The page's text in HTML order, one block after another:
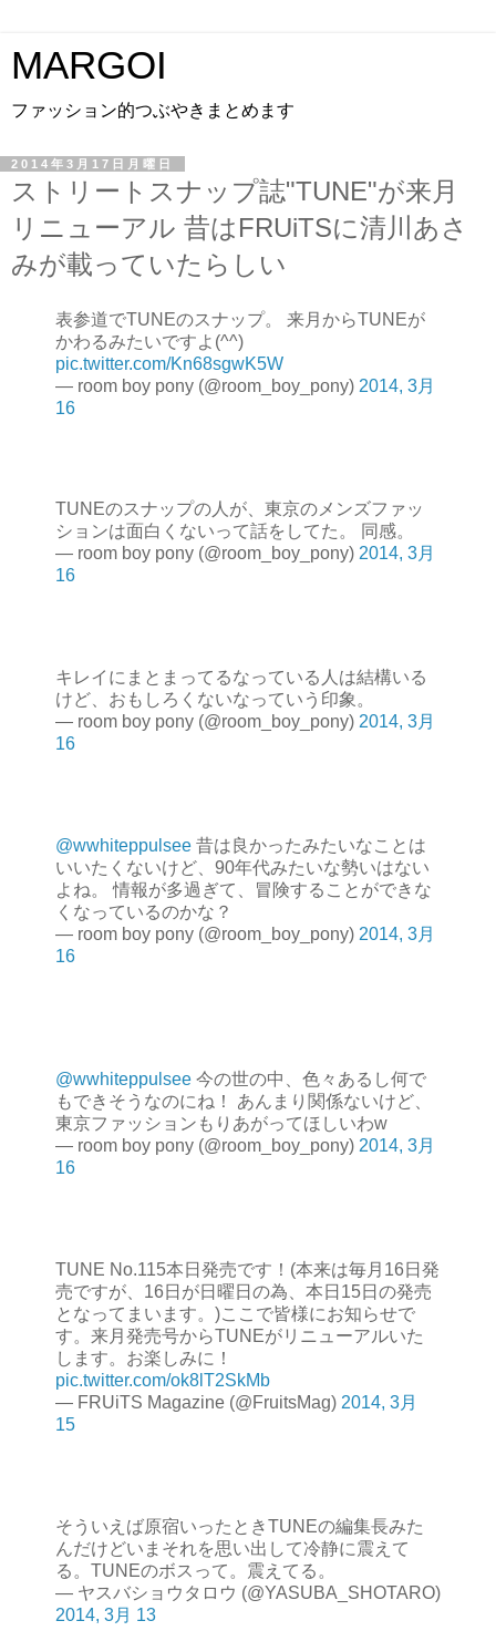
MARGOI
ファッション的つぶやきまとめます
2014年3月17日月曜日
ストリートスナップ誌"TUNE"が来月
リニューアル 昔はFRUiTSに清川あさ
みが載っていたらしい
表参道でTUNEのスナップ。 来月からTUNEが
かわるみたいですよ(^^)
pic.twitter.com/Kn68sgwK5W
— room boy pony (@room_boy_pony) 2014, 3月
16
TUNEのスナップの人が、東京のメンズファッ
ションは面白くないって話をしてた。 同感。
— room boy pony (@room_boy_pony) 2014, 3月
16
キレイにまとまってるなっている人は結構いる
けど、おもしろくないなっていう印象。
— room boy pony (@room_boy_pony) 2014, 3月
16
@wwhiteppulsee 昔は良かったみたいなことは
いいたくないけど、90年代みたいな勢いはない
よね。 情報が多過ぎて、冒険することができな
くなっているのかな？
— room boy pony (@room_boy_pony) 2014, 3月
16
@wwhiteppulsee 今の世の中、色々あるし何で
もできそうなのにね！ あんまり関係ないけど、
東京ファッションもりあがってほしいわw
— room boy pony (@room_boy_pony) 2014, 3月
16
TUNE No.115本日発売です！(本来は毎月16日発
売ですが、16日が日曜日の為、本日15日の発売
となってまいます。)ここで皆様にお知らせで
す。来月発売号からTUNEがリニューアルいた
します。お楽しみに！
pic.twitter.com/ok8lT2SkMb
— FRUiTS Magazine (@FruitsMag) 2014, 3月
15
そういえば原宿いったときTUNEの編集長みた
んだけどいまそれを思い出して冷静に震えて
る。TUNEのボスって。震えてる。
— ヤスバショウタロウ (@YASUBA_SHOTARO)
2014, 3月 13